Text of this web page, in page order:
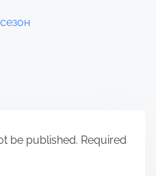
be published. Required